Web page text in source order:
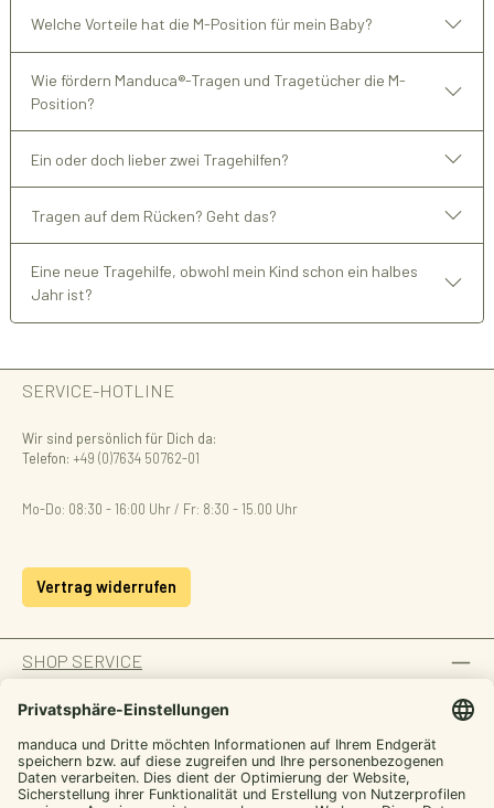
Welche Vorteile hat die M-Position für mein Baby?
Wie fördern Manduca®-Tragen und Tragetücher die M-
Position?
Ein oder doch lieber zwei Tragehilfen?
Tragen auf dem Rücken? Geht das?
Eine neue Tragehilfe, obwohl mein Kind schon ein halbes
Jahr ist?
SERVICE-HOTLINE
Wir sind persönlich für Dich da:
Telefon: +49 (0)7634 50762-01
Mo-Do: 08:30 - 16:00 Uhr / Fr: 8:30 - 15.00 Uhr
Vertrag widerrufen
SHOP SERVICE
INFORMATION
ZAHLUNGSARTEN
SICHER EINKAUFEN